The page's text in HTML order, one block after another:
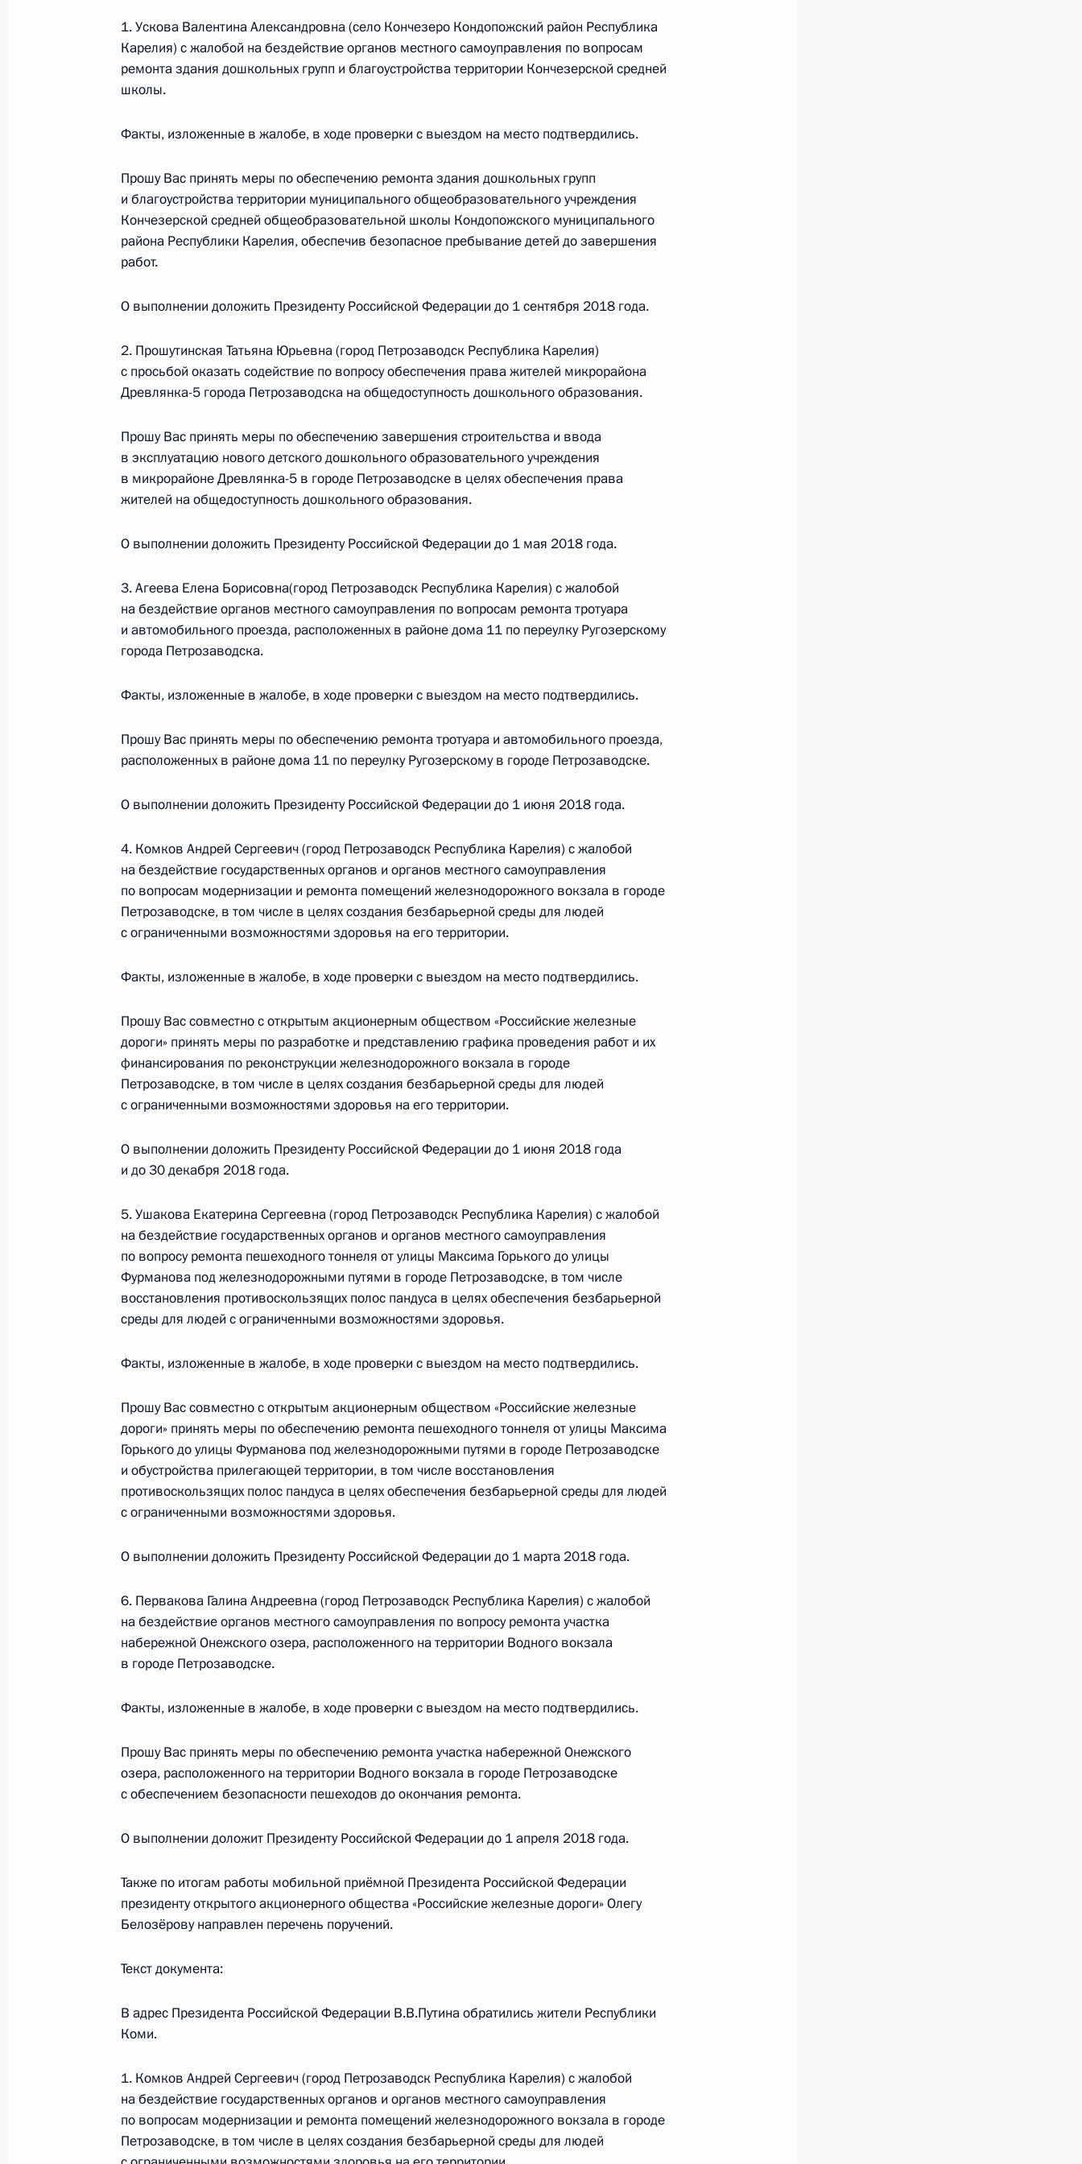
20 октября 2017 года, 19:38
20 октября 2017 года по поручению Президента Российской Федерации начальник
провёл в Приёмной Президента Российской Федерации по приёму граждан
20 октября 2017 года, 19:02
20 октября 2017 года по поручению Президента Российской Федерации начальник
по Центральному федеральному округу Олег Калинкин провёл в Приёмной
граждан
20 октября 2017 года, 18:57
19 октября 2017 года, четверг
Исполнен пункт 4 перечня поручений, данных по итогам работы в Республике
Северная Осетия – Алания мобильной приёмной Президента
19 октября 2017 года, 14:32
Исполнен пункт 2 перечня поручений, данных по итогам работы в Республике
Северная Осетия – Алания мобильной приёмной Президента
19 октября 2017 года, 14:20
Исполнен пункт 3 перечня поручений, данных по итогам работы в Республике
Северная Осетия – Алания мобильной приёмной Президента
Исполнено поручение, данное по итогам личного приёма в режиме видео-
конференц-связи в городе Санкт-Петербурге, проведённого по поручению
Президента Российской Федерации начальником Управления Президента
Российской Федерации по межрегиональным и культурным связям с зарубежными
странами Владимиром Черновым в Приёмной Президента Российской Федерации
Исполнено поручение, данное по итогам личного приёма в режиме видео-
конференц-связи жителя Тюменской области, проведённого по поручению
Президента Российской Федерации начальником Управления Президента
в Приёмной Президента Российской Федерации по приёму граждан в Москве
13 сентября 2017 года
Исполнено поручение, данное по итогам личного приёма в режиме видео-
конференц-связи жителя Омской области, проведённого по поручению Президента
Российской Федерации помощником Президента Российской Федерации Андреем
в Москве 6 апреля 2017 года
Продлён контроль исполнения поручения, данного по итогам личного приёма
в режиме видео-конференц-связи жительницы Пензенской области, проведённого
по поручению Президента Российской Федерации советником Президента
Федерации по приёму граждан в Москве 27 января 2015 года
18 октября 2017 года, среда
Российской Федерации в Свердловской области
Российской Федерации в Республике Карелия
Исполнено поручение, данное по итогам личного приёма в режиме видео-
Президента Российской Федерации начальником Управления Президента
Федоровым в Приёмной Президента Российской Федерации по приёму граждан
в Москве 30 ноября 2016 года
18 октября 2017 года, 21:29
Исполнен пункт 1 перечня поручений, данных по итогам работы в Калужской
1. Ускова Валентина Александровна (село Кончезеро Кондопожский район Республика
Карелия) с жалобой на бездействие органов местного самоуправления по вопросам
ремонта здания дошкольных групп и благоустройства территории Кончезерской средней
школы.
Факты, изложенные в жалобе, в ходе проверки с выездом на место подтвердились.
Прошу Вас принять меры по обеспечению ремонта здания дошкольных групп
и благоустройства территории муниципального общеобразовательного учреждения
Кончезерской средней общеобразовательной школы Кондопожского муниципального
района Республики Карелия, обеспечив безопасное пребывание детей до завершения
работ.
О выполнении доложить Президенту Российской Федерации до 1 сентября 2018 года.
2. Прошутинская Татьяна Юрьевна (город Петрозаводск Республика Карелия)
с просьбой оказать содействие по вопросу обеспечения права жителей микрорайона
Древлянка-5 города Петрозаводска на общедоступность дошкольного образования.
Прошу Вас принять меры по обеспечению завершения строительства и ввода
в эксплуатацию нового детского дошкольного образовательного учреждения
в микрорайоне Древлянка-5 в городе Петрозаводске в целях обеспечения права
жителей на общедоступность дошкольного образования.
О выполнении доложить Президенту Российской Федерации до 1 мая 2018 года.
3. Агеева Елена Борисовна(город Петрозаводск Республика Карелия) с жалобой
на бездействие органов местного самоуправления по вопросам ремонта тротуара
и автомобильного проезда, расположенных в районе дома 11 по переулку Ругозерскому
города Петрозаводска.
Факты, изложенные в жалобе, в ходе проверки с выездом на место подтвердились.
Прошу Вас принять меры по обеспечению ремонта тротуара и автомобильного проезда,
расположенных в районе дома 11 по переулку Ругозерскому в городе Петрозаводске.
О выполнении доложить Президенту Российской Федерации до 1 июня 2018 года.
4. Комков Андрей Сергеевич (город Петрозаводск Республика Карелия) с жалобой
на бездействие государственных органов и органов местного самоуправления
по вопросам модернизации и ремонта помещений железнодорожного вокзала в городе
Петрозаводске, в том числе в целях создания безбарьерной среды для людей
с ограниченными возможностями здоровья на его территории.
Факты, изложенные в жалобе, в ходе проверки с выездом на место подтвердились.
Прошу Вас совместно с открытым акционерным обществом «Российские железные
дороги» принять меры по разработке и представлению графика проведения работ и их
финансирования по реконструкции железнодорожного вокзала в городе
Петрозаводске, в том числе в целях создания безбарьерной среды для людей
с ограниченными возможностями здоровья на его территории.
О выполнении доложить Президенту Российской Федерации до 1 июня 2018 года
и до 30 декабря 2018 года.
5. Ушакова Екатерина Сергеевна (город Петрозаводск Республика Карелия) с жалобой
на бездействие государственных органов и органов местного самоуправления
по вопросу ремонта пешеходного тоннеля от улицы Максима Горького до улицы
Фурманова под железнодорожными путями в городе Петрозаводске, в том числе
восстановления противоскользящих полос пандуса в целях обеспечения безбарьерной
среды для людей с ограниченными возможностями здоровья.
Факты, изложенные в жалобе, в ходе проверки с выездом на место подтвердились.
Прошу Вас совместно с открытым акционерным обществом «Российские железные
дороги» принять меры по обеспечению ремонта пешеходного тоннеля от улицы Максима
Горького до улицы Фурманова под железнодорожными путями в городе Петрозаводске
и обустройства прилегающей территории, в том числе восстановления
противоскользящих полос пандуса в целях обеспечения безбарьерной среды для людей
с ограниченными возможностями здоровья.
О выполнении доложить Президенту Российской Федерации до 1 марта 2018 года.
6. Первакова Галина Андреевна (город Петрозаводск Республика Карелия) с жалобой
на бездействие органов местного самоуправления по вопросу ремонта участка
набережной Онежского озера, расположенного на территории Водного вокзала
в городе Петрозаводске.
Факты, изложенные в жалобе, в ходе проверки с выездом на место подтвердились.
Прошу Вас принять меры по обеспечению ремонта участка набережной Онежского
озера, расположенного на территории Водного вокзала в городе Петрозаводске
с обеспечением безопасности пешеходов до окончания ремонта.
О выполнении доложит Президенту Российской Федерации до 1 апреля 2018 года.
Также по итогам работы мобильной приёмной Президента Российской Федерации
президенту открытого акционерного общества «Российские железные дороги» Олегу
Белозёрову направлен перечень поручений.
Текст документа:
В адрес Президента Российской Федерации В.В.Путина обратились жители Республики
Коми.
1. Комков Андрей Сергеевич (город Петрозаводск Республика Карелия) с жалобой
на бездействие государственных органов и органов местного самоуправления
по вопросам модернизации и ремонта помещений железнодорожного вокзала в городе
Петрозаводске, в том числе в целях создания безбарьерной среды для людей